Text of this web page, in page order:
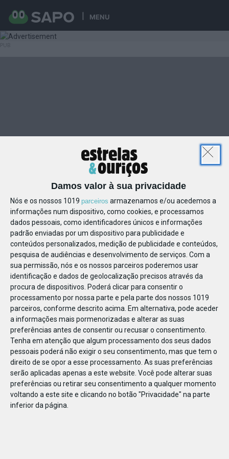
MENU
Damos valor à sua privacidade
Nós e os nossos 1019 parceiros armazenamos e/ou acedemos a
informações num dispositivo, como cookies, e processamos
dados pessoais, como identificadores únicos e informações
padrão enviadas por um dispositivo para publicidade e
conteúdos personalizados, medição de publicidade e conteúdos,
pesquisa de audiências e desenvolvimento de serviços. Com a
sua permissão, nós e os nossos parceiros poderemos usar
identificação e dados de geolocalização precisos através da
procura de dispositivos. Poderá clicar para consentir o
processamento por nossa parte e pela parte dos nossos 1019
parceiros, conforme descrito acima. Em alternativa, pode aceder
a informações mais pormenorizadas e alterar as suas
preferências antes de consentir ou recusar o consentimento.
Tenha em atenção que algum processamento dos seus dados
pessoais poderá não exigir o seu consentimento, mas que tem o
direito de se opor a esse processamento. As suas preferências
serão aplicadas apenas a este website. Você pode alterar suas
preferências ou retirar seu consentimento a qualquer momento
voltando a este site e clicando no botão "Privacidade" na parte
inferior da página.
847621117355390